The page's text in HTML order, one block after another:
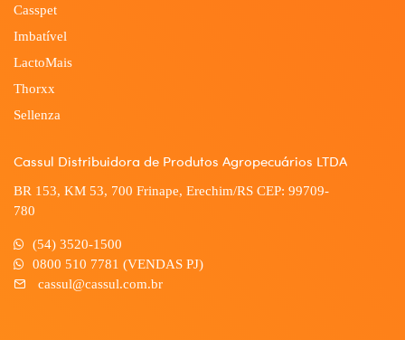
Casspet
Imbatível
LactoMais
Thorxx
Sellenza
Cassul Distribuidora de Produtos Agropecuários LTDA
BR 153, KM 53, 700 Frinape, Erechim/RS CEP: 99709-
780
(54) 3520-1500
0800 510 7781 (VENDAS PJ)
cassul@cassul.com.br